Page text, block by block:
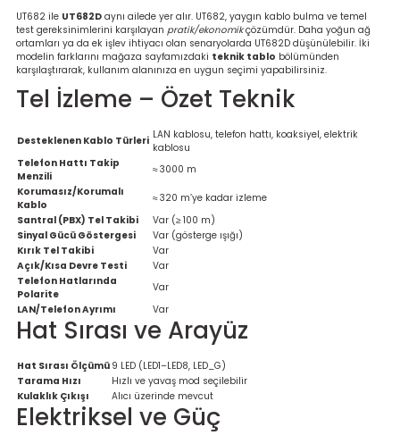
Cihazı
UT682 ile UT682D aynı ailede yer alır. UT682, yaygın kablo bulma ve temel
test gereksinimlerini karşılayan pratik/ekonomikçözümdür. Daha yoğun ağ
ortamları ya da ek işlev ihtiyacı olan senaryolarda UT682D düşünülebilir. İki
modelin farklarını mağaza sayfamızdaki teknik tablo bölümünden
karşılaştırarak, kullanım alanınıza en uygun seçimi yapabilirsiniz.
Tel İzleme – Özet Teknik
Desteklenen Kablo Türleri LAN kablosu, telefon hattı, koaksiyel, elektrik
kablosu
Telefon Hattı Takip
Menzili
≈ 3000 m
Korumasız/Korumalı
Kablo
≈ 320 m’ye kadar izleme
Santral (PBX) Tel Takibi
Var (≥ 100 m)
Sinyal Gücü Göstergesi
Var (gösterge ışığı)
Kırık Tel Takibi
Var
Açık/Kısa Devre Testi
Var
Telefon Hatlarında
Polarite
Var
LAN/Telefon Ayrımı
Var
Hat Sırası ve Arayüz
Hat Sırası Ölçümü 9 LED (LED1–LED8, LED_G)
Tarama Hızı
Hızlı ve yavaş mod seçilebilir
Kulaklık Çıkışı
Alıcı üzerinde mevcut
Elektriksel ve Güç